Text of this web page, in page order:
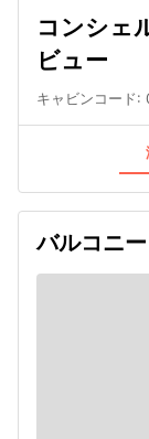
コンシェ
ビュー
キャビンコード:
バルコニー